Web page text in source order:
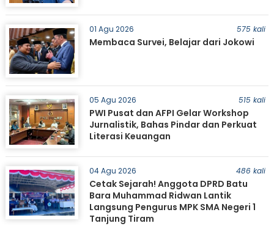
01 Agu 2026 575 kali
Membaca Survei, Belajar dari Jokowi
05 Agu 2026 515 kali
PWI Pusat dan AFPI Gelar Workshop
Jurnalistik, Bahas Pindar dan Perkuat
Literasi Keuangan
04 Agu 2026 486 kali
Cetak Sejarah! Anggota DPRD Batu
Bara Muhammad Ridwan Lantik
Langsung Pengurus MPK SMA Negeri 1
Tanjung Tiram